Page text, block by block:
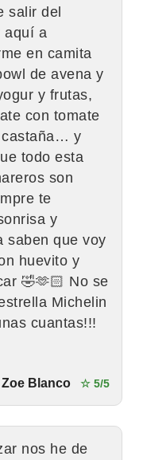
salir del
aquí a
en camita
de avena y
y frutas,
con tomate
castaña… y
todo esta
son
te
y
saben que voy
huevito y
🤣🫶🏻 No se
Michelin
cuantas!!!
Zoe Blanco ☆ 5/5
nos he de